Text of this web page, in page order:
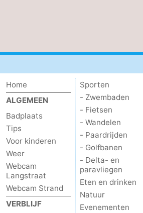
Home
ALGEMEEN
Badplaats
Tips
Voor kinderen
Weer
Webcam
Langstraat
Webcam Strand
VERBLIJF
Sporten
- Zwembaden
- Fietsen
- Wandelen
- Paardrijden
- Golfbanen
- Delta- en
paravliegen
Eten en drinken
Natuur
Evenementen